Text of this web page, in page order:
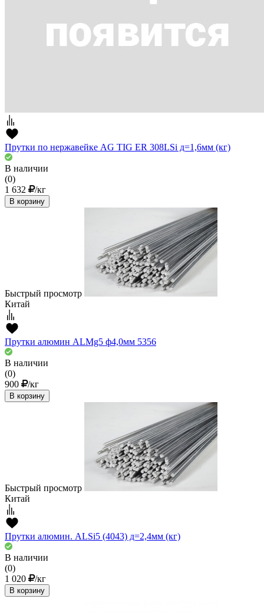
Прутки по нержавейке AG TIG ER 308LSi д=1,6мм (кг)
В наличии
(0)
1 632
/кг
В корзину
Быстрый просмотр
Китай
Прутки алюмин ALMg5 ф4,0мм 5356
В наличии
(0)
900
/кг
В корзину
Быстрый просмотр
Китай
Прутки алюмин. ALSi5 (4043) д=2,4мм (кг)
В наличии
(0)
1 020
/кг
В корзину